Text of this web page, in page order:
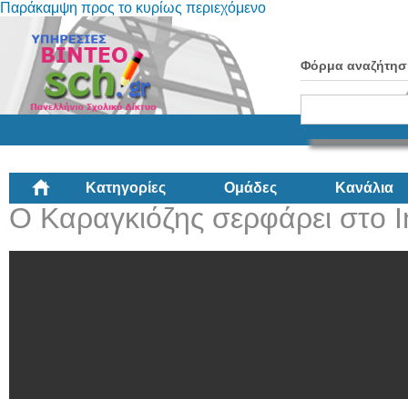
Παράκαμψη προς το κυρίως περιεχόμενο
Φόρμα
Κατηγορίες Ομάδες Κανάλια
Ο Καραγκιόζης σερφάρει στο